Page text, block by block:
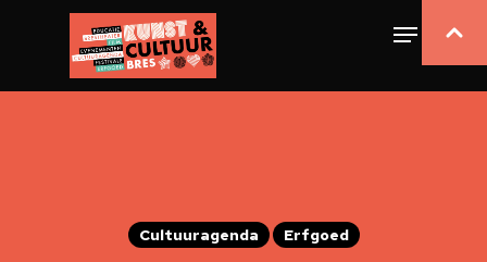
Cultuuragenda Erfgoed